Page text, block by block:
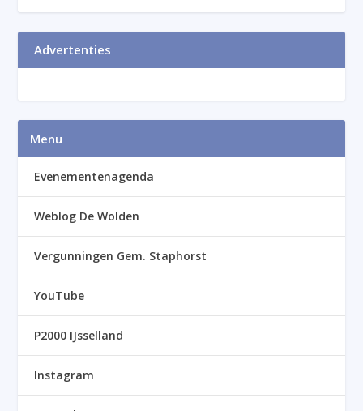
Advertenties
Menu
Evenementenagenda
Weblog De Wolden
Vergunningen Gem. Staphorst
YouTube
P2000 IJsselland
Instagram